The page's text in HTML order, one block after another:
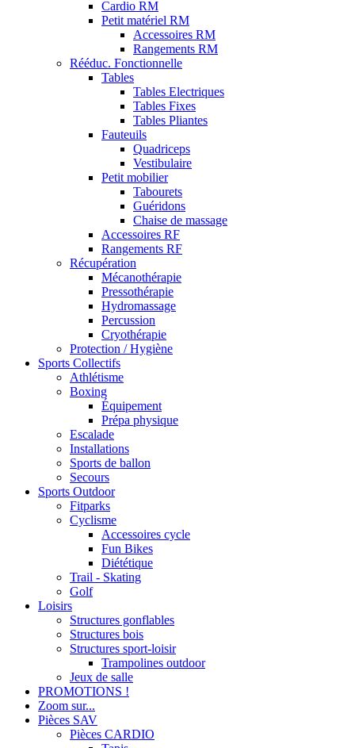
Cardio RM
Petit matériel RM
Accessoires RM
Rangements RM
Rééduc. Fonctionnelle
Tables
Tables Electriques
Tables Fixes
Tables Pliantes
Fauteuils
Quadriceps
Vestibulaire
Petit mobilier
Tabourets
Guéridons
Chaise de massage
Accessoires RF
Rangements RF
Récupération
Mécanothérapie
Pressothérapie
Hydromassage
Percussion
Cryothérapie
Protection / Hygiène
Sports Collectifs
Athlétisme
Boxing
Équipement
Prépa physique
Escalade
Installations
Sports de ballon
Secours
Sports Outdoor
Fitparks
Cyclisme
Accessoires cycle
Fun Bikes
Diététique
Trail - Skating
Golf
Loisirs
Structures gonflables
Structures bois
Structures sport-loisir
Trampolines outdoor
Jeux de salle
PROMOTIONS !
Zoom sur...
Pièces SAV
Pièces CARDIO